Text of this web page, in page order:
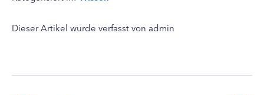
Dieser Artikel wurde verfasst von admin